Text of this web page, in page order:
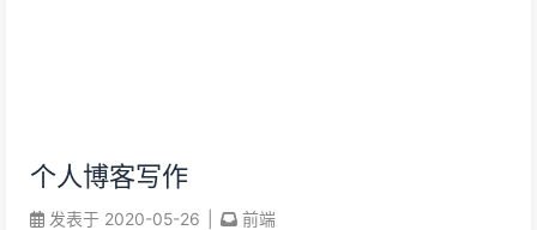
个人博客写作
发表于 2020-05-26 前端